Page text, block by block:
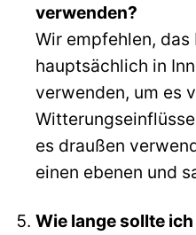
verwenden?
Wir empfehlen, das
hauptsächlich in
verwenden, um es
es draußen
einen ebenen und
Wie lange sollte